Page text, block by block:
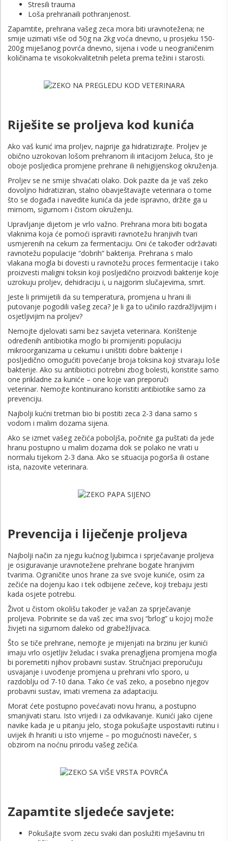
Stresili trauma
Loša prehranaili pothranjenost.
Zapamtite, prehrana vašeg zeca mora biti uravnotežena; ne
smije uzimati više od 50g na 2kg voća dnevno, u prosjeku 150-
200g miješanog povrća dnevno, sijena i vode u neograničenim
količinama te visokokvalitetnih peleta prema težini i starosti.
Riješite se proljeva kod kunića
Ako vaš kunić ima proljev, najprije ga hidratizirajte. Proljev je
obično uzrokovan lošom prehranom ili iritacijom želuca, što je
oboje posljedica promjene prehrane ili nehigijenskog okruženja.
Proljev se ne smije shvaćati olako. Dok pazite da je vaš zeko
dovoljno hidratiziran, stalno obavještavajte veterinara o tome
što se događa i navedite kunića da jede ispravno, držite ga u
mirnom, sigurnom i čistom okruženju.
Upravljanje dijetom je vrlo važno. Prehrana mora biti bogata
vlaknima koja će pomoći ispraviti ravnotežu hranjivih tvari
usmjerenih na cekum za fermentaciju. Oni će također održavati
ravnotežu populacije “dobrih” bakterija. Prehrana s malo
vlakana mogla bi dovesti u ravnotežu proces fermentacije i tako
proizvesti maligni toksin koji posljedično proizvodi bakterije koje
uzrokuju proljev, dehidraciju i, u najgorim slučajevima, smrt.
Jeste li primijetili da su temperatura, promjena u hrani ili
putovanje pogodili vašeg zeca? Je li ga to učinilo razdražljivijim i
osjetljivijim na proljev?
Nemojte djelovati sami bez savjeta veterinara. Korištenje
određenih antibiotika moglo bi promijeniti populaciju
mikroorganizama u cekumu i uništiti dobre bakterije i
posljedično omogućiti povećanje broja toksina koji stvaraju loše
bakterije. Ako su antibiotici potrebni zbog bolesti, koristite samo
one prikladne za kuniće – one koje van preporuči
veterinar. Nemojte kontinuirano koristiti antibiotike samo za
prevenciju.
Najbolji kućni tretman bio bi postiti zeca 2-3 dana samo s
vodom i malim dozama sijena.
Ako se izmet vašeg zečića poboljša, počnite ga puštati da jede
hranu postupno u malim dozama dok se polako ne vrati u
normalu tijekom 2-3 dana. Ako se situacija pogorša ili ostane
ista, nazovite veterinara.
Prevencija i liječenje proljeva
Najbolji način za njegu kućnog ljubimca i sprječavanje proljeva
je osiguravanje uravnotežene prehrane bogate hranjivim
tvarima. Ograničite unos hrane za sve svoje kuniće, osim za
zečiće na dojenju kao i tek odbijene zečeve, koji trebaju jesti
kada osjete potrebu.
Život u čistom okolišu također je važan za sprječavanje
proljeva. Pobrinite se da vaš zec ima svoj “brlog” u kojoj može
živjeti na sigurnom daleko od grabežljivaca.
Što se tiče prehrane, nemojte je mijenjati na brzinu jer kunići
imaju vrlo osjetljiv želudac i svaka prenagljena promjena mogla
bi poremetiti njihov probavni sustav. Stručnjaci preporučuju
usvajanje i uvođenje promjena u prehrani vrlo sporo, u
razdoblju od 7-10 dana. Tako će vaš zeko, a posebno njegov
probavni sustav, imati vremena za adaptaciju.
Morat ćete postupno povećavati novu hranu, a postupno
smanjivati ​​staru. Isto vrijedi i za odvikavanje. Kunići jako cijene
navike kada je u pitanju jelo, stoga pokušajte uspostaviti rutinu i
uvijek ih hraniti u isto vrijeme – po mogućnosti navečer, s
obzirom na noćnu prirodu vašeg zečića.
Zapamtite sljedeće savjete:
Pokušajte svom zecu svaki dan poslužiti mješavinu tri